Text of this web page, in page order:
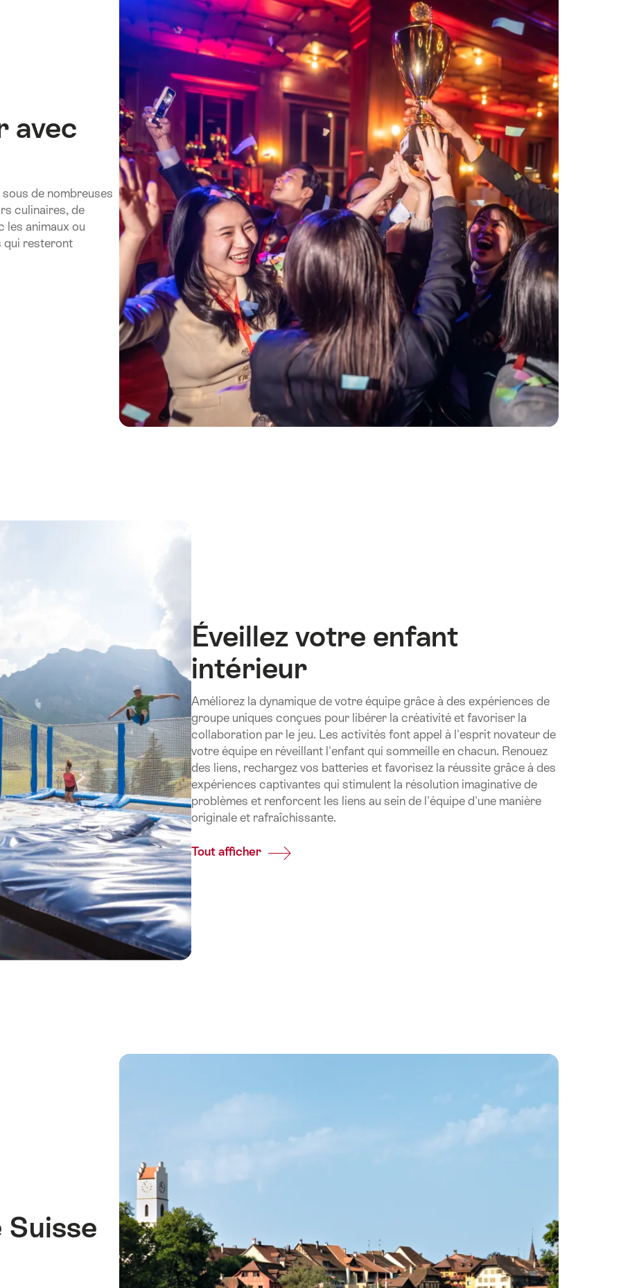
avec
sous de nombreuses
culinaires, de
les animaux ou
qui resteront
Éveillez votre enfant
intérieur
Améliorez la dynamique de votre équipe grâce à des expériences de
groupe uniques conçues pour libérer la créativité et favoriser la
collaboration par le jeu. Les activités font appel à l'esprit novateur de
votre équipe en réveillant l'enfant qui sommeille en chacun. Renouez
des liens, rechargez vos batteries et favorisez la réussite grâce à des
expériences captivantes qui stimulent la résolution imaginative de
problèmes et renforcent les liens au sein de l'équipe d'une manière
originale et rafraîchissante.
Tout afficher Common.Of